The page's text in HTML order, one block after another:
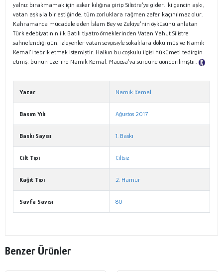
yalnız bırakmamak için asker kılığına girip Silistre’ye gider. İki gencin aşkı,
vatan aşkıyla birleştiğinde, tüm zorluklara rağmen zafer kaçınılmaz olur.
Kahramanca mücadele eden İslam Bey ve Zekiye’nin öyküsünü anlatan
Türk edebiyatının ilk Batılı tiyatro örneklerinden Vatan Yahut Silistre
sahnelendiği gün, izleyenler vatan sevgisiyle sokaklara dökülmüş ve Namık
Kemal’i tebrik etmek istemiştir. Halkın bu coşkulu ilgisi hükümeti tedirgin
etmiş; bunun üzerine Namık Kemal, Magosa’ya sürgüne gönderilmiştir.
Yazar Namık Kemal
Basım Yılı Ağustos 2017
Baskı Sayısı 1. Baskı
Cilt Tipi Ciltsiz
Kağıt Tipi 2. Hamur
Sayfa Sayısı 80
Benzer Ürünler